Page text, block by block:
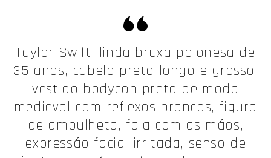
Taylor Swift, linda bruxa polonesa de
35 anos, cabelo preto longo e grosso,
vestido bodycon preto de moda
medieval com reflexos brancos, figura
de ampulheta, fala com as mãos,
expressão facial irritada, senso de